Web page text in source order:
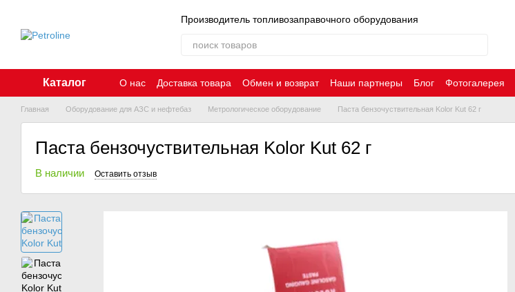
Производитель топливозаправочного оборудования
Каталог О нас Доставка товара Обмен и возврат Наши партнеры Блог Фотогалерея
Главная Оборудование для АЗС и нефтебаз Метрологическое оборудование Паста бензочуствительная Kolor Kut 62 г
Паста бензочуствительная Kolor Kut 62 г
В наличии Оставить отзыв